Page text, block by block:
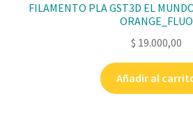
FILAMENTO PLA GST3D EL
ORANGE_FLUO
$ 19.000,00
Añadir al